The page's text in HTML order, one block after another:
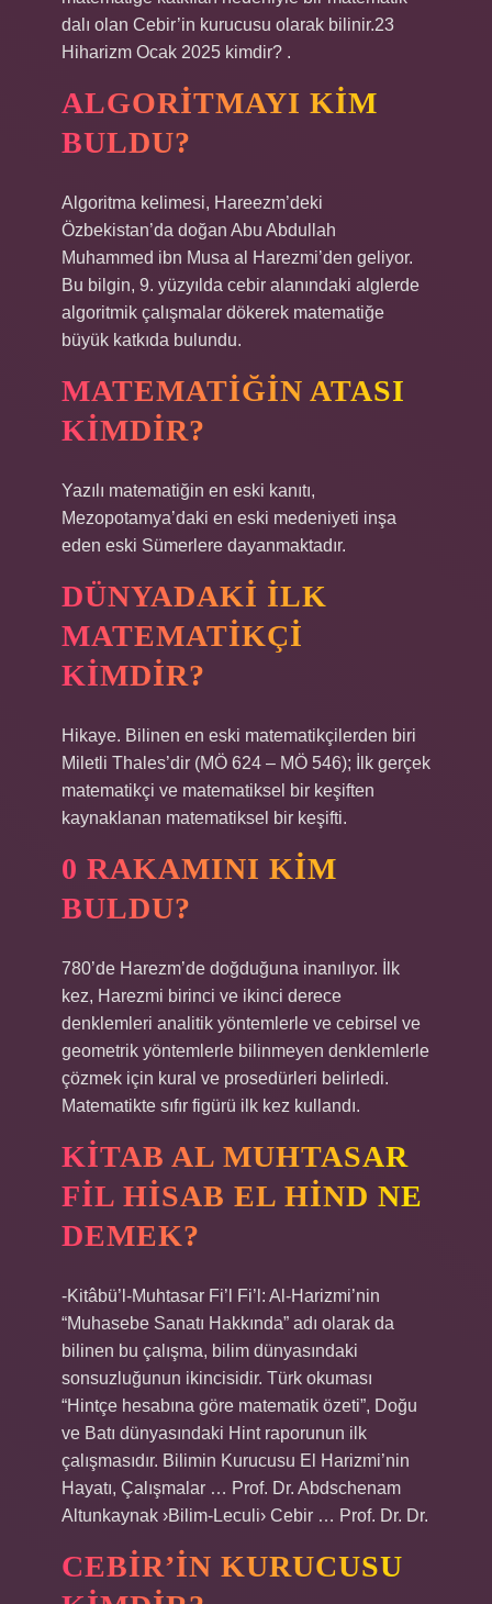
dalı olan Cebir’in kurucusu olarak bilinir.23
Hiharizm Ocak 2025 kimdir? .
ALGORITMAYI KIM
BULDU?
Algoritma kelimesi, Hareezm’deki
Özbekistan’da doğan Abu Abdullah
Muhammed ibn Musa al Harezmi’den geliyor.
Bu bilgin, 9. yüzyılda cebir alanındaki alglerde
algoritmik çalışmalar dökerek matematiğe
büyük katkıda bulundu.
MATEMATIĞIN ATASI
KIMDIR?
Yazılı matematiğin en eski kanıtı,
Mezopotamya’daki en eski medeniyeti inşa
eden eski Sümerlere dayanmaktadır.
DÜNYADAKI ILK
MATEMATIKÇI
KIMDIR?
Hikaye. Bilinen en eski matematikçilerden biri
Miletli Thales’dir (MÖ 624 – MÖ 546); İlk gerçek
matematikçi ve matematiksel bir keşiften
kaynaklanan matematiksel bir keşifti.
0 RAKAMINI KIM
BULDU?
780’de Harezm’de doğduğuna inanılıyor. İlk
kez, Harezmi birinci ve ikinci derece
denklemleri analitik yöntemlerle ve cebirsel ve
geometrik yöntemlerle bilinmeyen denklemlerle
çözmek için kural ve prosedürleri belirledi.
Matematikte sıfır figürü ilk kez kullandı.
KITAB AL MUHTASAR
FIL HISAB EL HIND NE
DEMEK?
-Kitâbü’l-Muhtasar Fi’l Fi’l: Al-Harizmi’nin
“Muhasebe Sanatı Hakkında” adı olarak da
bilinen bu çalışma, bilim dünyasındaki
sonsuzluğunun ikincisidir. Türk okuması
“Hintçe hesabına göre matematik özeti”, Doğu
ve Batı dünyasındaki Hint raporunun ilk
çalışmasıdır. Bilimin Kurucusu El Harizmi’nin
Hayatı, Çalışmalar … Prof. Dr. Abdschenam
Altunkaynak ›Bilim-Leculi› Cebir … Prof. Dr. Dr.
CEBIR’IN KURUCUSU